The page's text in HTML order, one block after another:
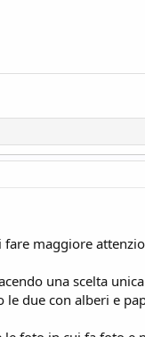
maggiore
una scelta
due con alberi e